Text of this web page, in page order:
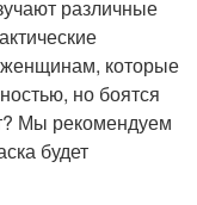
различные
которые
но боятся
Мы рекомендуем
будет